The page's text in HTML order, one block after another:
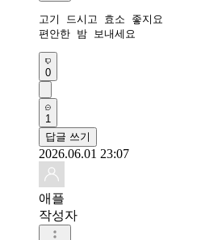
고기 드시고 효소 좋지요
편안한 밤 보내세요
0
1
답글 쓰기
2026.06.01 23:07
애플
작성자